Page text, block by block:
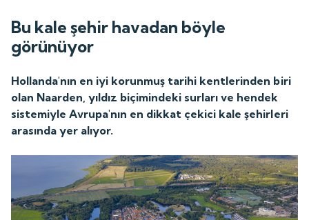
Bu kale şehir havadan böyle
görünüyor
Hollanda'nın en iyi korunmuş tarihi kentlerinden biri
olan Naarden, yıldız biçimindeki surları ve hendek
sistemiyle Avrupa'nın en dikkat çekici kale şehirleri
arasında yer alıyor.